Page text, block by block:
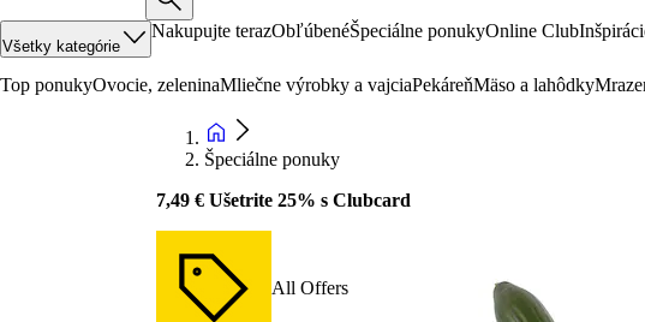
Všetky kategórie
Nakupujte terazObľúbenéŠpeciálne ponukyOnline Club
Top ponukyOvocie, zeleninaMliečne výrobky a vajciaPekáreňMäso a lahôdky
Špeciálne ponuky
7,49 € Ušetrite 25% s Clubcard
All Offers